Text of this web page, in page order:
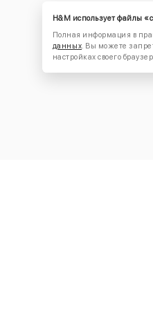
H&M использует файлы
Полная информация в
данных. Вы можете
настройках своего